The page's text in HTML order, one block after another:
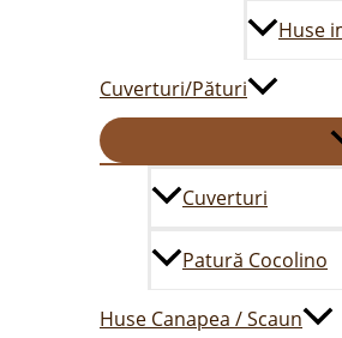
Huse
Cuverturi/Pături
Cuverturi
Patură Cocolino
Huse Canapea / Scaun